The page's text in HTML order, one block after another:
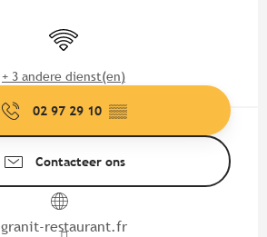
Wifi
+ 3 andere dienst(en)
02 97 29 10 ▒▒
Contacteer ons
granit-restaurant.fr